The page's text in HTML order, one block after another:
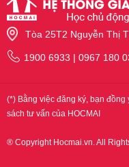
Tòa 25T2 Nguyễn Thị
1900 6933 | 0967 180
(*) Bằng việc đăng ký, bạn
sách tư vấn của HOCMAI
® Copyright Hocmai.vn. All